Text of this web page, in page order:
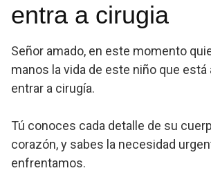
entra a cirugia
Señor amado, en este momento
manos la vida de este niño que está
entrar a cirugía.
Tú conoces cada detalle de su
corazón, y sabes la necesidad
enfrentamos.